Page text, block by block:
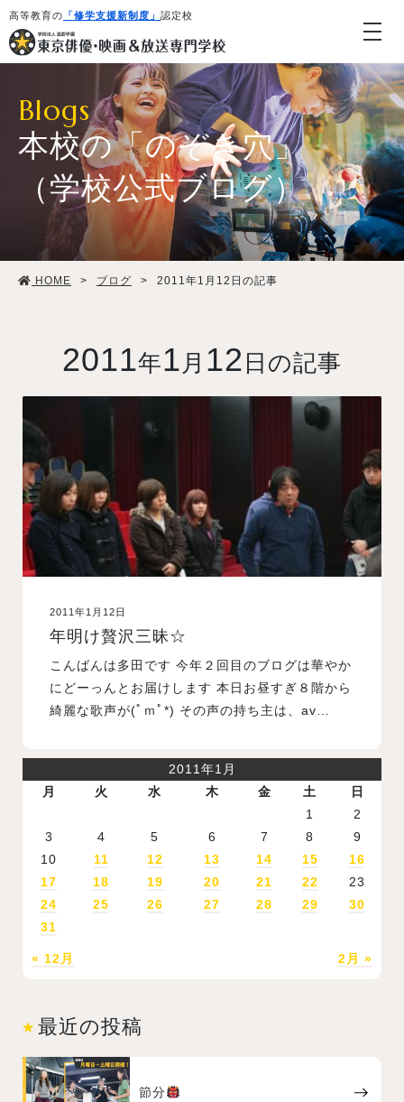
高等教育の 「修学支援新制度」 認定校
学校紹介・教育システム
学生生活
就職・デビュー
入試案内
学校情報
オープンキャンパス
訪問者別メニュー
Blogs
本校の「のぞき穴」
（学校公式ブログ）
HOME > ブログ > 2011年1月12日の記事
2011年1 月 12 日の記事
2011年1月12日
年明け贅沢三昧☆
こんばんは多田です 今年２回目のブログは華やか
にどーっんとお届けします 本日お昼すぎ８階から
綺麗な歌声が(ﾟｍﾟ*) その声の持ち主は、av…
2011年1月
月
火 水 木 金 土 日
« 12月 2月 »
1
2
3
4 5 6 7 8
9
10
11 12 13 14 15
16
17
18 19 20 21 22
23
24
25 26 27 28 29
30
31
最近の投稿
節分